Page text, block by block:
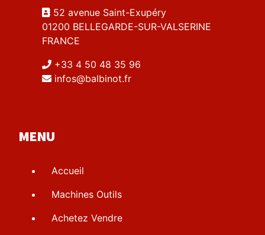
52 avenue Saint-Exupéry
01200 BELLEGARDE-SUR-VALSERINE
FRANCE
+33 4 50 48 35 96
infos@balbinot.fr
MENU
Accueil
Machines Outils
Achetez Vendre